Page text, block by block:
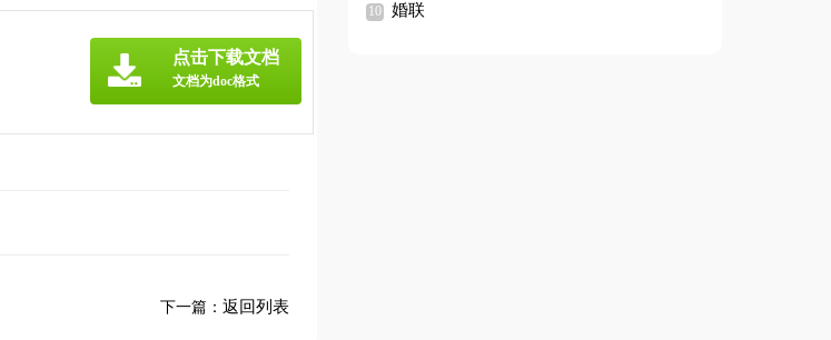
点击下载文档
文档为doc格式
下一篇： 返回列表
婚联